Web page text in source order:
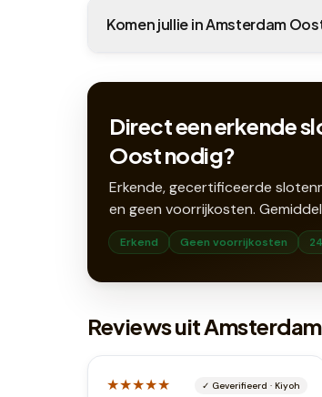
Komen jullie in Amsterdam
Direct een erkende
Oost nodig?
Erkende, gecertificeerde
en geen voorrijkosten.
Erkend Geen voorrijkosten
Reviews uit
★★★★★ ✓ Geverifieerd · Kiyoh